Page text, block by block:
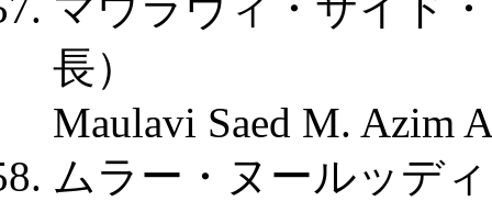
長）
Maulavi Saed M. Azim
ムラー・ヌールッデ